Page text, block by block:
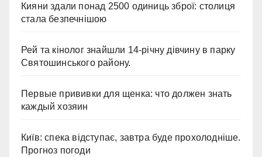
Кияни здали понад 2500 одиниць зброї: столиця
стала безпечнішою
Рей та кінолог знайшли 14-річну дівчину в парку
Святошинського району.
Первые прививки для щенка: что должен знать
каждый хозяин
Київ: спека відступає, завтра буде прохолодніше.
Прогноз погоди